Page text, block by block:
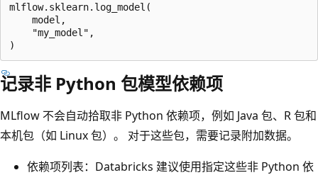
mlflow.sklearn.log_model(
    model,
    "my_model",
记录非 Python 包模型依赖项
MLflow 不会自动拾取非 Python 依赖项，例如 Java 包、R 包和
本机包（如 Linux 包）。 对于这些包，需要记录附加数据。
依赖项列表：Databricks 建议使用指定这些非 Python 依